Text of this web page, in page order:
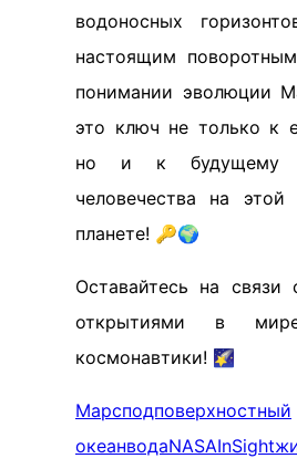
водоносных
настоящим
понимании эволюции
это ключ не только к
но и к будущему
человечества на этой
планете! 🔑🌍
Оставайтесь на связи
открытиями в
космонавтики! 🌠
Марсподповерхностный
океанводаNASAInSight